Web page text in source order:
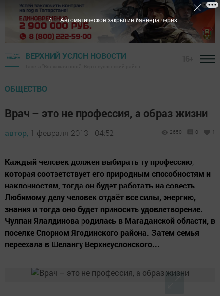
ВЕРХНИЙ УСЛОН НОВОСТИ
ОБЩЕСТВО
Врач – это не профессия, а образ жизни
автор, 1 февраля 2013 - 04:52 2650 0 1
Каждый человек должен выбирать ту профессию,
которая соответствует его природным способностям и
наклонностям, тогда он будет работать на совесть.
Любимому делу человек отдаёт все силы, энергию,
знания и тогда оно будет приносить удовлетворение.
Чулпан Ялалдинова родилась в Магаданской области, в
поселке Спорном Ягодинского района. Затем семья
переехала в Шелангу Верхнеуслонского...
3 Автоматическое закрытие баннера через